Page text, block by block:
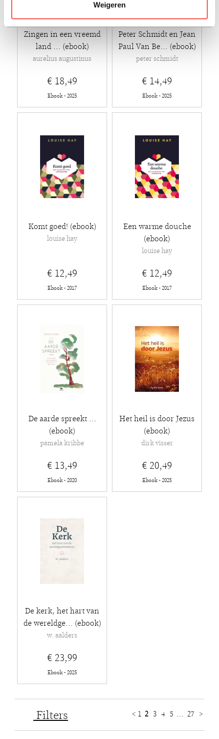
Weigeren
Zingen in een vreemd
land ... (ebook)
aurelius augustinus
€ 18,49
Ebook - 2025
Peter Schmidt en Jean
Paul Van Be... (ebook)
peter schmidt
€ 14,49
Ebook - 2025
Komt goed! (ebook)
louise hay
€ 12,49
Ebook - 2017
Een warme douche
(ebook)
louise hay
€ 12,49
Ebook - 2017
De aarde spreekt ...
(ebook)
pamela kribbe
€ 13,49
Ebook - 2020
Het heil is door Jezus
(ebook)
dirk visser
€ 20,49
Ebook - 2025
De kerk, het hart van
de wereldge... (ebook)
w. aalders
€ 23,99
Ebook - 2025
Filters < 1 2 3 4 5 ... 27 >